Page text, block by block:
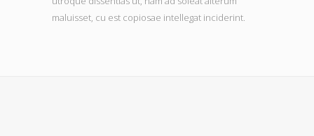
maluisset, cu est copiosae intellegat inciderint.